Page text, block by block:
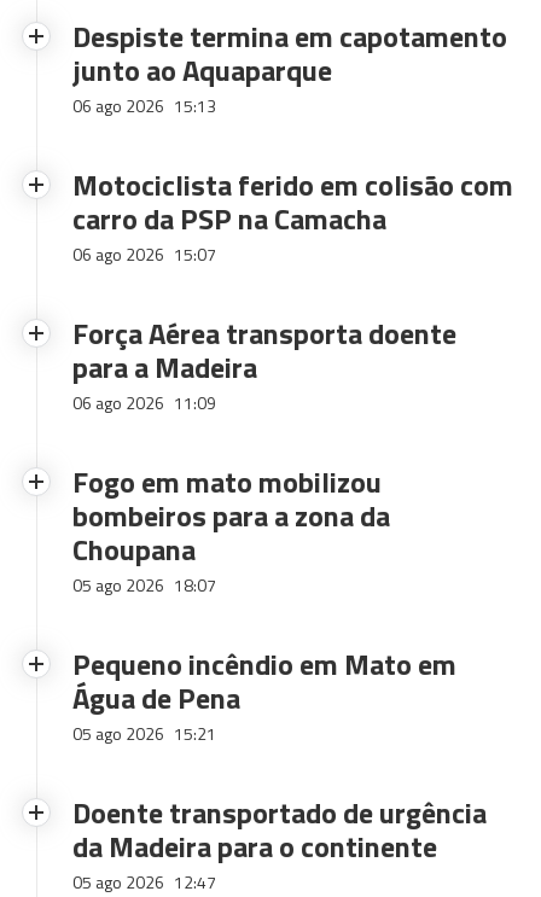
Despiste termina em capotamento
junto ao Aquaparque
06 ago 2026 15:13
Motociclista ferido em colisão com
carro da PSP na Camacha
06 ago 2026 15:07
Força Aérea transporta doente
para a Madeira
06 ago 2026 11:09
Fogo em mato mobilizou
bombeiros para a zona da
Choupana
05 ago 2026 18:07
Pequeno incêndio em Mato em
Água de Pena
05 ago 2026 15:21
Doente transportado de urgência
da Madeira para o continente
05 ago 2026 12:47